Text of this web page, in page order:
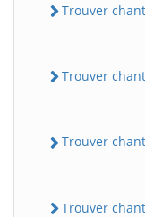
Trouver
Trouver
Trouver
Trouver